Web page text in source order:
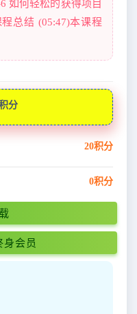
如何轻松的获得项目
总结 (05:47)本课程
分
20积分
0积分
身会员